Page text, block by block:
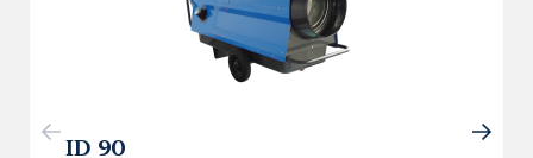
ID 90